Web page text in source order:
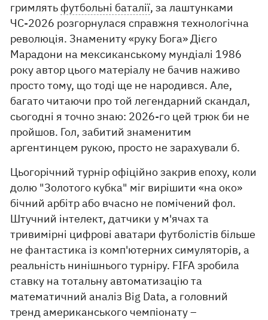
гримлять футбольні баталії, за лаштунками
ЧС-2026 розгорнулася справжня технологічна
революція. Знамениту «руку Бога» Дієго
Марадони на мексиканському мундіалі 1986
року автор цього матеріалу не бачив наживо
просто тому, що тоді ще не народився. Але,
багато читаючи про той легендарний скандал,
сьогодні я точно знаю: 2026-го цей трюк би не
пройшов. Гол, забитий знаменитим
аргентинцем рукою, просто не зарахували б.
Цьогорічний турнір офіційно закрив епоху, коли
долю "Золотого кубка" міг вирішити «на око»
бічний арбітр або вчасно не помічений фол.
Штучний інтелект, датчики у м'ячах та
тривимірні цифрові аватари футболістів більше
не фантастика із комп'ютерних симуляторів, а
реальність нинішнього турніру. FIFA зробила
ставку на тотальну автоматизацію та
математичний аналіз Big Data, а головний
тренд американського чемпіонату –